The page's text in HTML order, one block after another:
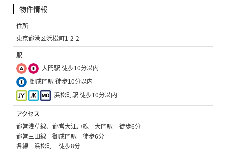
物件情報
住所
東京都港区浜松町1-2-2
駅
大門駅 徒歩10分以内
御成門駅 徒歩10分以内
浜松町駅 徒歩10分以内
アクセス
都営浅草線、都営大江戸線 大門駅 徒歩6分
都営三田線 御成門駅 徒歩6分
各線 浜松町 徒歩8分